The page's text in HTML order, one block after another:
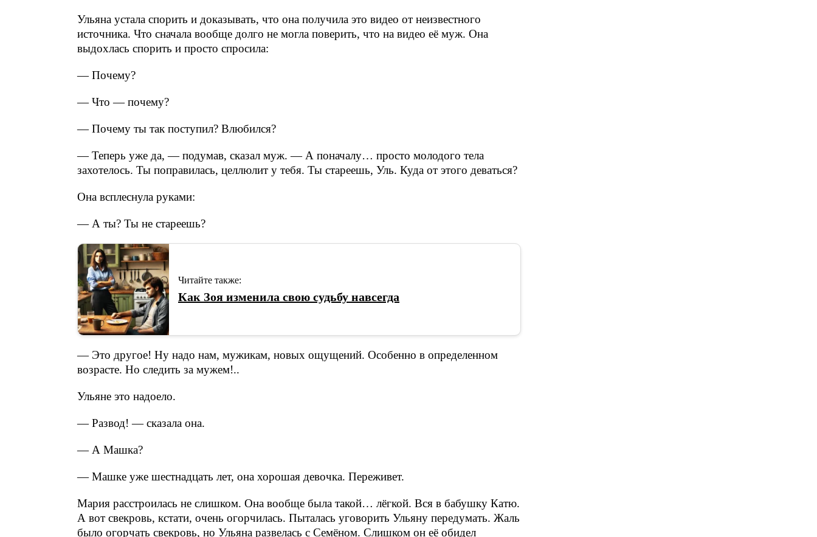
Ульяна устала спорить и доказывать, что она получила это видео от неизвестного
источника. Что сначала вообще долго не могла поверить, что на видео её муж. Она
выдохлась спорить и просто спросила:
— Почему?
— Что — почему?
— Почему ты так поступил? Влюбился?
— Теперь уже да, — подумав, сказал муж. — А поначалу… просто молодого тела
захотелось. Ты поправилась, целлюлит у тебя. Ты стареешь, Уль. Куда от этого деваться?
Она всплеснула руками:
— А ты? Ты не стареешь?
Читайте также:
Как Зоя изменила свою судьбу навсегда
— Это другое! Ну надо нам, мужикам, новых ощущений. Особенно в определенном
возрасте. Но следить за мужем!..
Ульяне это надоело.
— Развод! — сказала она.
— А Машка?
— Машке уже шестнадцать лет, она хорошая девочка. Переживет.
Мария расстроилась не слишком. Она вообще была такой… лёгкой. Вся в бабушку Катю.
А вот свекровь, кстати, очень огорчилась. Пыталась уговорить Ульяну передумать. Жаль
было огорчать свекровь, но Ульяна развелась с Семёном. Слишком он её обидел